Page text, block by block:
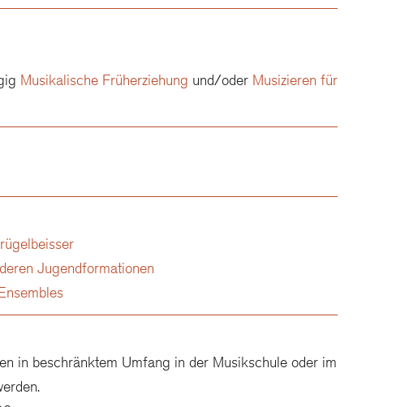
Musikalische Früherziehung und/oder Musizieren für
Jugendformationen
in beschränktem Umfang in der Musikschule oder im